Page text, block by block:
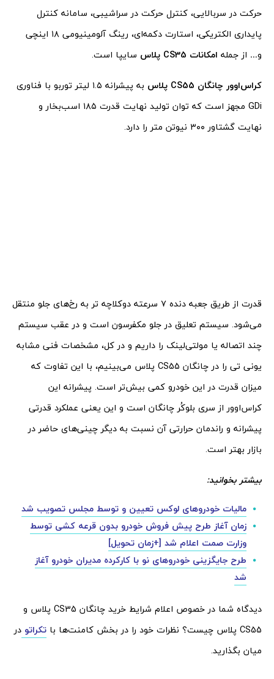
حرکت در سربالایی، کنترل حرکت در سراشیبی، سامانه کنترل
پایداری الکتریکی، استارت دکمه‌ای، رینگ آلومینیومی ۱۸ اینچی
و… از جمله امکانات CS35 پلاس
سایپا است.
کراس‌اوور چانگان CS55 پلاس
به پیشرانه ۱.۵ لیتر توربو با فناوری
GDi مجهز است که توان تولید نهایت قدرت ۱۸۵ اسب‌بخار و
نهایت گشتاور ۳۰۰ نیوتن متر را دارد.
قدرت از طریق جعبه دنده ۷ سرعته دوکلاچه تر به رخ‌های جلو منتقل
می‌شود. سیستم تعلیق در جلو مکفرسون است و در عقب سیستم
چند اتصاله یا مولتی‌لینک را داریم و در کل، مشخصات فنی مشابه
یونی تی را در چانگان CS55 پلاس می‌بینیم، با این تفاوت که
میزان قدرت در این خودرو کمی بیش‌تر است. پیشرانه این
کراس‌اوور از سری بلوکُر چانگان است و این یعنی عملکرد قدرتی
پیشرانه و راندمان حرارتی آن نسبت به دیگر چینی‌های حاضر در
بازار بهتر است.
بیشتر بخوانید:
مالیات خودروهای لوکس تعیین و توسط مجلس تصویب شد
زمان آغاز طرح پیش فروش خودرو بدون قرعه کشی توسط
وزارت صمت اعلام شد [+زمان تحویل]
طرح جایگزینی خودروهای نو با کارکرده مدیران خودرو آغاز
شد
دیدگاه شما در خصوص اعلام شرایط خرید چانگان CS35 پلاس و
CS55 پلاس چیست؟ نظرات خود را در بخش کامنت‌ها با
تکراتو در
میان بگذارید.